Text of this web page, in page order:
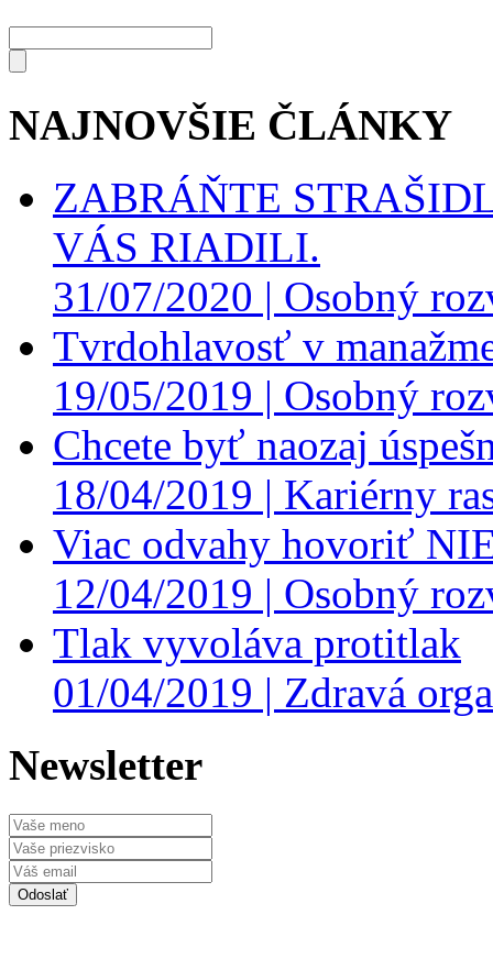
NAJNOVŠIE ČLÁNKY
ZABRÁŇTE
VÁS RIADILI.
31/07/2020 | Osobný
Tvrdohlavosť v
19/05/2019 | Osobný
Chcete byť naozaj
18/04/2019 | Kariérny
Viac odvahy hovoriť
12/04/2019 | Osobný
Tlak vyvoláva protitlak
01/04/2019 | Zdravá
Newsletter